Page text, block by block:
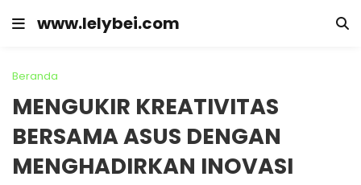
www.lelybei.com
Beranda
MENGUKIR KREATIVITAS
BERSAMA ASUS DENGAN
MENGHADIRKAN INOVASI